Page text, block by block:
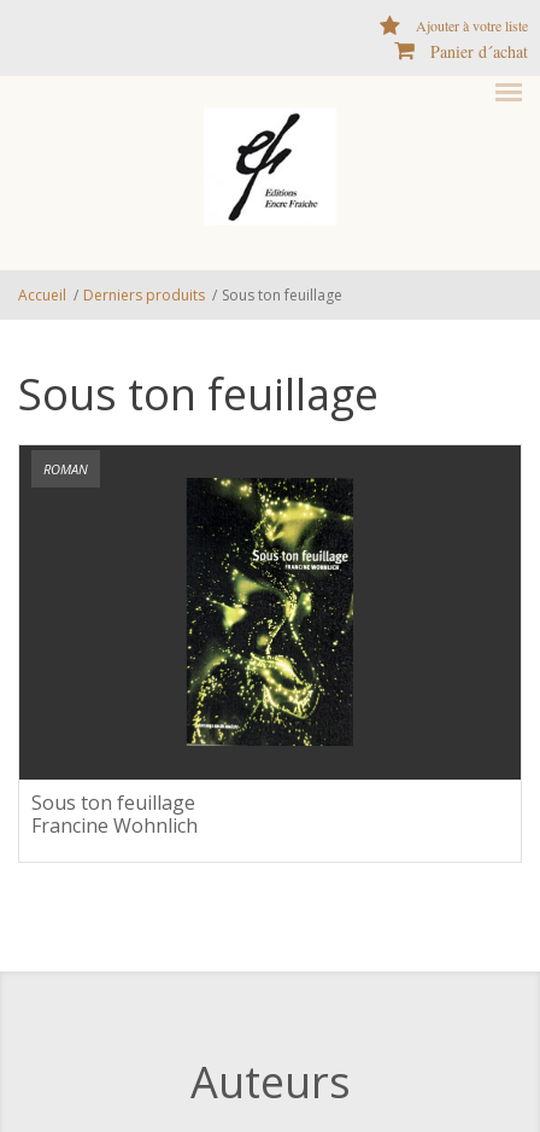
Ajouter à votre liste
Panier d´achat
Accueil / Derniers produits / Sous ton feuillage
Sous ton feuillage
ROMAN
Sous ton feuillage
Francine Wohnlich
Auteurs